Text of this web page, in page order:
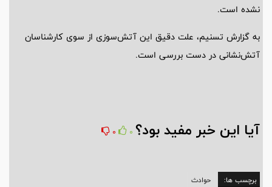
نشده است.
به گزارش تسنیم، علت دقیق این آتش‌سوزی از سوی کارشناسان
آتش‌نشانی در دست بررسی است.
آیا این خبر مفید بود؟ 0
0
برچسب ها: حوادث